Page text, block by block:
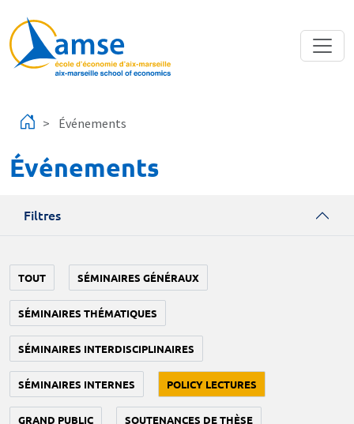
Événements
Événements
Filtres
TOUT SÉMINAIRES GÉNÉRAUX
SÉMINAIRES THÉMATIQUES
SÉMINAIRES INTERDISCIPLINAIRES
SÉMINAIRES INTERNES POLICY LECTURES
GRAND PUBLIC SOUTENANCES DE THÈSE